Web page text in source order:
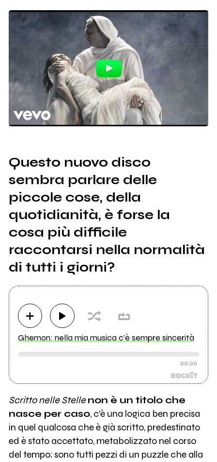
Questo nuovo disco
sembra parlare delle
piccole cose, della
quotidianità, è forse la
cosa più difficile
raccontarsi nella normalità
di tutti i giorni?
Ghemon: nella mia musica c'è sempre sincerità
00:00
Scritto nelle Stelle non è un titolo che
nasce per caso, c'è una logica ben precisa
in quel qualcosa che è già scritto, predestinato
ed è stato accettato, metabolizzato nel corso
del tempo; sono tutti pezzi di un puzzle che alla